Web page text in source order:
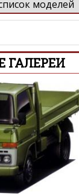
моделей
ГАЛЕРЕИ